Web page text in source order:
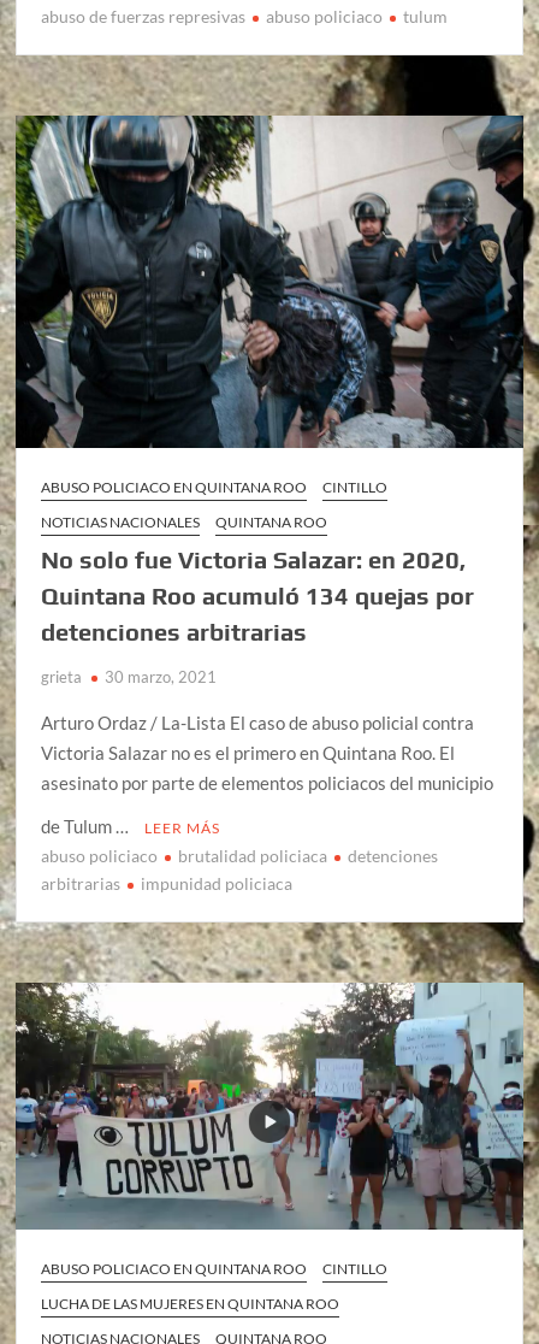
abuso de fuerzas represivas abuso policiaco tulum
ABUSO POLICIACO EN QUINTANA ROO
CINTILLO
NOTICIAS NACIONALES
QUINTANA ROO
No solo fue Victoria Salazar: en 2020,
Quintana Roo acumuló 134 quejas por
detenciones arbitrarias
grieta 30 marzo, 2021
Arturo Ordaz / La-Lista El caso de abuso policial contra
Victoria Salazar no es el primero en Quintana Roo. El
asesinato por parte de elementos policiacos del municipio
de Tulum …
LEER MÁS
abuso policiaco brutalidad policiaca
detenciones
arbitrarias
impunidad policiaca
ABUSO POLICIACO EN QUINTANA ROO
CINTILLO
LUCHA DE LAS MUJERES EN QUINTANA ROO
NOTICIAS NACIONALES
QUINTANA ROO